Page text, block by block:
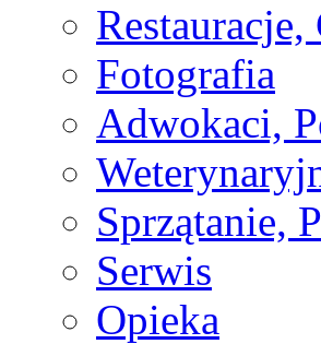
Restauracje,
Fotografia
Adwokaci,
Sprzątanie,
Serwis
Opieka